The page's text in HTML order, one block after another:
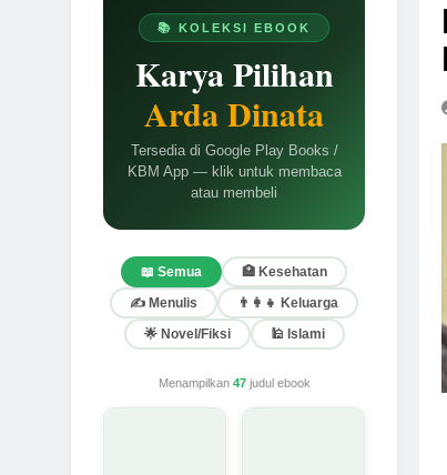
📚 KOLEKSI EBOOK
Karya Pilihan
Arda Dinata
Tersedia di Google Play Books /
KBM App — klik untuk membaca
atau membeli
📖 Semua
🏥 Kesehatan
✍️ Menulis
👨‍👩‍👧 Keluarga
🌟 Novel/Fiksi
🕌 Islami
Menampilkan 47judul ebook